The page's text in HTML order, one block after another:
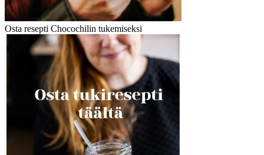
Osta resepti Chocochilin tukemiseksi